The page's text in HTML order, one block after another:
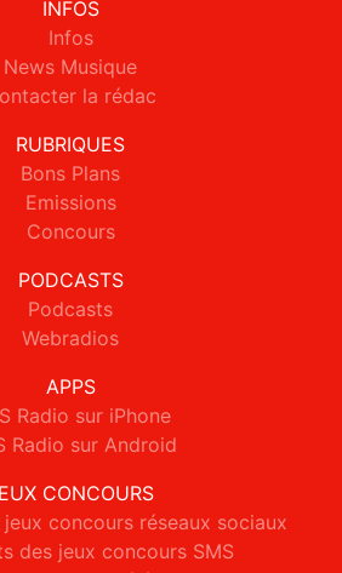
INFOS
Infos
News Musique
la rédac
RUBRIQUES
Bons Plans
Emissions
Concours
PODCASTS
Podcasts
Webradios
APPS
Radio sur iPhone
Radio sur Android
CONCOURS
concours réseaux sociaux
des jeux concours SMS